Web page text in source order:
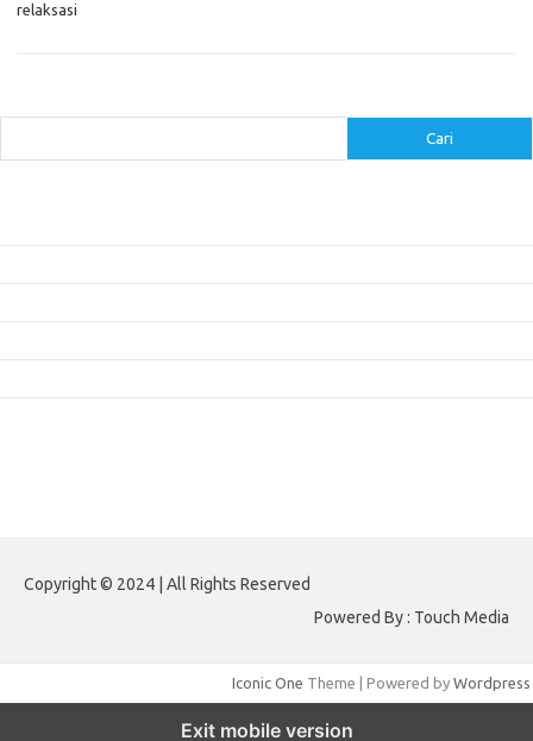
relaksasi
Cari
Copyright © 2024 | All Rights Reserved
Powered By : Touch Media
Iconic One Theme | Powered by Wordpress
Exit mobile version